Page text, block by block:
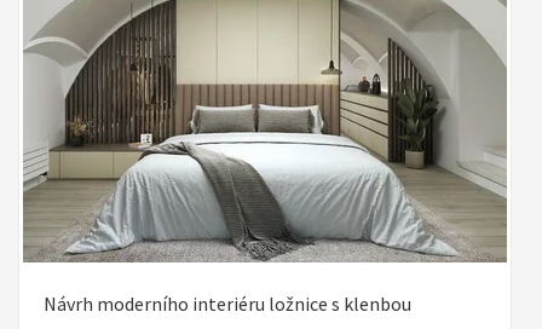
Návrh moderního interiéru ložnice s klenbou